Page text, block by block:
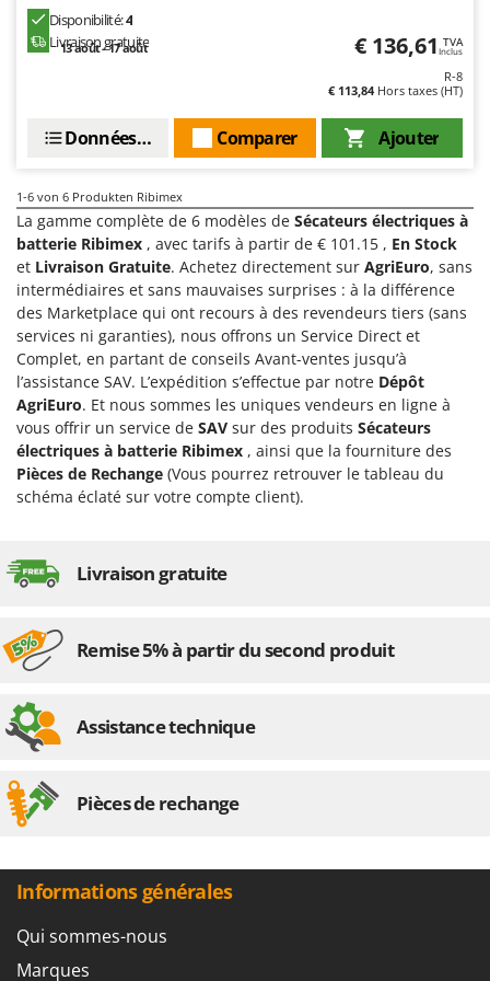
Scies de jardin télescopiques
Sécateurs pneumatiques
Socs pour tracteur
Souffleurs aspirateurs pour Feuilles
Soufreuses - Poudreuses à dos
Soufreuses - Poudreuses pour tracteur
T
Taille-haies
Taille-haies à bras pour tracteur
Tarières
Tondeuses à Gazon
Tondeuses autoportées
Trancheuses
Transpalettes
Treuils de débardage
V
Vibroculteurs à tracteur
Intex
Italyco
JOLLY ITALIA
K
KAAZ
Karcher
Kasco
Kemper
Keter
KitchenAid
Komo
L
Laica
Lampacrescia - MGM
LAR Casalinghi
Linea VZ
M
Macom
MAMMAMIA
Marcato
Marina Systems
Disponibilité:4
Livraison gratuite
13 août - 17 août € 136,61 TVA
Inclus
R-8
€ 113,84Hors taxes (HT)
Ajouter
Comparer
Données techniques
1-6 von 6 Produkten Ribimex
La gamme complète de 6 modèles de Sécateurs électriques à
batterie Ribimex , avec tarifs à partir de € 101.15 , En Stock
et Livraison Gratuite. Achetez directement sur AgriEuro, sans
intermédiaires et sans mauvaises surprises : à la différence
des Marketplace qui ont recours à des revendeurs tiers (sans
services ni garanties), nous offrons un Service Direct et
Complet, en partant de conseils Avant-ventes jusqu’à
l’assistance SAV. L’expédition s’effectue par notre Dépôt
AgriEuro. Et nous sommes les uniques vendeurs en ligne à
vous offrir un service de SAV sur des produits Sécateurs
électriques à batterie Ribimex , ainsi que la fourniture des
Pièces de Rechange (Vous pourrez retrouver le tableau du
schéma éclaté sur votre compte client).
Livraison gratuite
Remise 5% à partir du second produit
Assistance technique
Pièces de rechange
Informations générales
Qui sommes-nous
Marques